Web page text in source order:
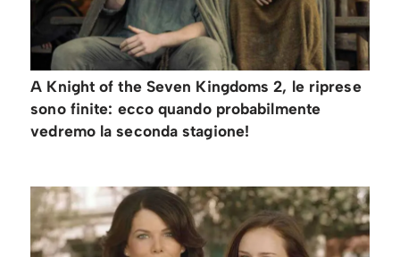
A Knight of the Seven Kingdoms 2, le riprese
sono finite: ecco quando probabilmente
vedremo la seconda stagione!